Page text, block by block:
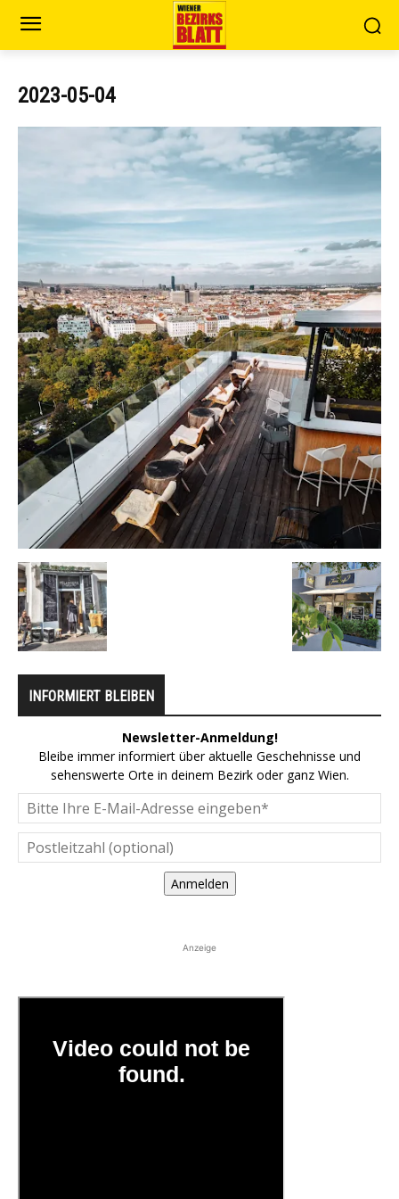
2023-05-04
INFORMIERT BLEIBEN
Newsletter-Anmeldung!
Bleibe immer informiert über aktuelle Geschehnisse und
sehenswerte Orte in deinem Bezirk oder ganz Wien.
Anmelden
Anzeige